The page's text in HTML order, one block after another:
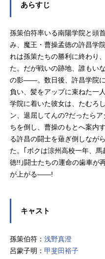
あらすじ
孫策伯符率いる南陽学院と頭
み、魔王・曹操孟徳の許昌学
れは孫策たちの勝利に終わり
た。だが戦いの跡地、誰もい
の影――。数日後、許昌学院
負い、髪をアップに束ねた一
学院に着いた彼女は、たむろ
ン、退屈してんの?だったら
ちを倒し、曹操のもとへ案内
る許昌の闘士を薙ぎ倒しなが
た。｢ボクは涼州高校一年、
徳!!｣闘士たちの運命の歯車が
が上がる――!
キャスト
孫策伯符： 浅野真澄
呂蒙子明： 甲斐田裕子